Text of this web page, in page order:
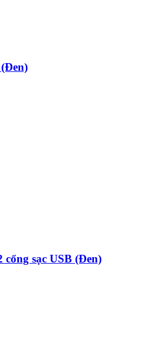
cổng sạc USB (Đen)